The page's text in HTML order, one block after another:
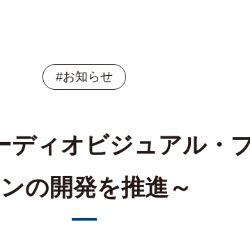
#お知らせ
ディオビジュアル・
の開発を推進～